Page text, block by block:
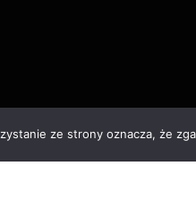
ze strony oznacza, że